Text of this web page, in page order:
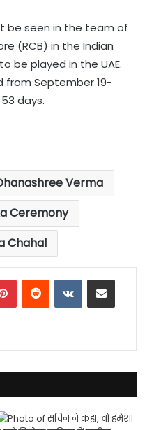
be seen in the team of
(RCB) in the Indian
be played in the UAE.
from September 19-
days.
Verma
Ceremony
Chahal
PinterestReddit VKontakteShare via Email